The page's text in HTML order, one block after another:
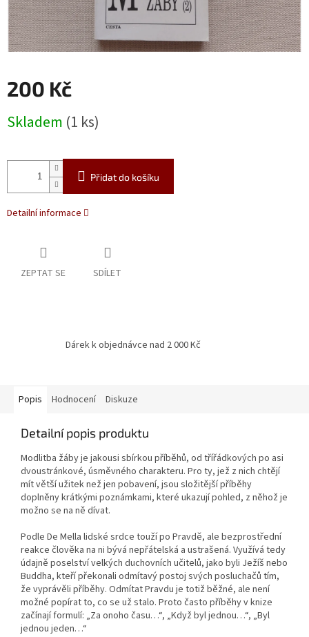
200 Kč
cena:
Skladem (1 ks)
Přidat do košíku
Detailní informace
ZEPTAT SE SDÍLET
Dárek k objednávce nad 2 000 Kč
Popis Hodnocení Diskuze
Detailní popis produktu
Modlitba žáby je jakousi sbírkou příběhů, od třířádkových po asi
dvoustránkové, úsměvného charakteru. Pro ty, jež z nich chtějí
mít větší užitek než jen pobavení, jsou složitější příběhy
doplněny krátkými poznámkami, které ukazují pohled, z něhož je
možno se na ně dívat.
Podle De Mella lidské srdce touží po Pravdě, ale bezprostřední
reakce člověka na ni bývá nepřátelská a ustrašená. Využívá tedy
údajně poselství velkých duchovních učitelů, jako byli Ježíš nebo
Buddha, kteří překonali odmítavý postoj svých posluchačů tím,
že vyprávěli příběhy. Odmítat Pravdu je totiž běžné, ale není
možné popírat to, co se už stalo. Proto často příběhy v knize
začínají formulí: „Za onoho času…“, „Když byl jednou…“, „Byl
jednou jeden…“